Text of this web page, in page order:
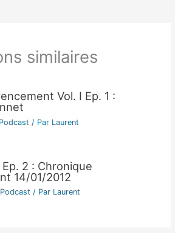
similaires
Vol. I Ep. 1 :
Podcast / Par Laurent
2 : Chronique
14/01/2012
Podcast / Par Laurent